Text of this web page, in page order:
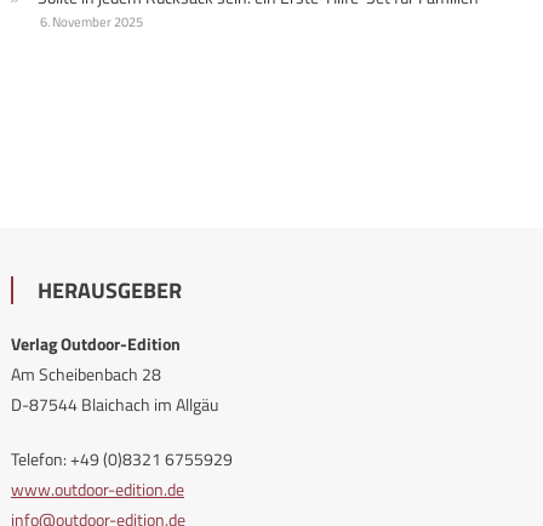
6. November 2025
HERAUSGEBER
Verlag Outdoor-Edition
Am Scheibenbach 28
D-87544 Blaichach im Allgäu
Telefon: +49 (0)8321 6755929
www.outdoor-edition.de
info@outdoor-edition.de